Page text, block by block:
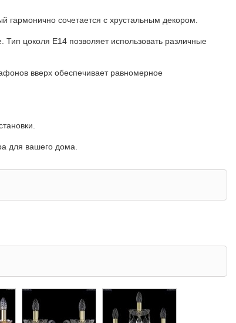
гармонично сочетается с хрустальным декором.
цоколя E14 позволяет использовать различные
вверх обеспечивает равномерное
для вашего дома.